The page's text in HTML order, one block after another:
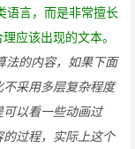
语言，而是非常擅长
应该出现的文本。
法的内容，如果下面
采用多层复杂程度
以看一些动画过
过程，实际上这个